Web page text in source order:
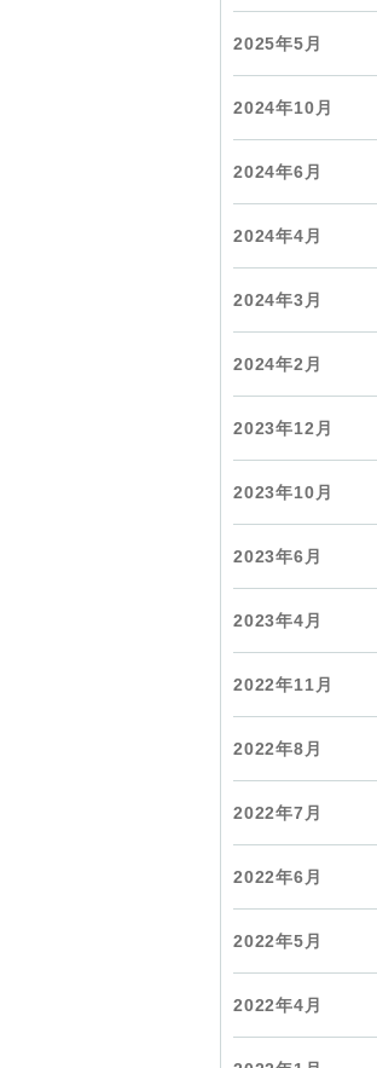
2025年5月
2024年10月
2024年6月
2024年4月
2024年3月
2024年2月
2023年12月
2023年10月
2023年6月
2023年4月
2022年11月
2022年8月
2022年7月
2022年6月
2022年5月
2022年4月